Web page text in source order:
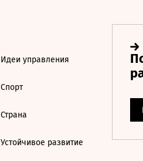
Идеи управления
Спорт
Страна
Устойчивое развитие